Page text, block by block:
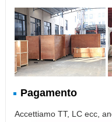
Pagamento
Accettiamo TT, LC ecc,